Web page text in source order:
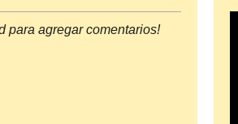
para agregar comentarios!